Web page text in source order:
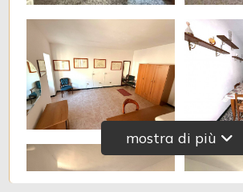
mostra di più
Camere
minime
Qualsiasi
1